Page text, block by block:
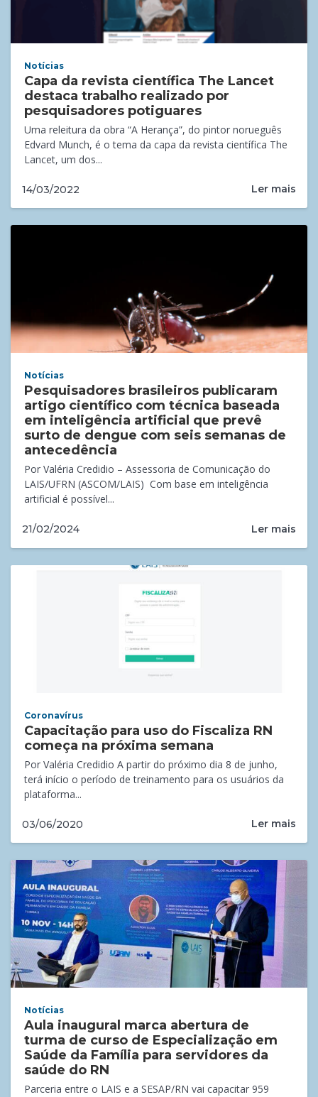
Notícias
Capa da revista científica The Lancet
destaca trabalho realizado por
pesquisadores potiguares
Uma releitura da obra “A Herança”, do pintor norueguês
Edvard Munch, é o tema da capa da revista científica The
Lancet, um dos...
14/03/2022 Ler mais
Notícias
Pesquisadores brasileiros publicaram
artigo científico com técnica baseada
em inteligência artificial que prevê
surto de dengue com seis semanas de
antecedência
Por Valéria Credidio – Assessoria de Comunicação do
LAIS/UFRN (ASCOM/LAIS) Com base em inteligência
artificial é possível...
21/02/2024 Ler mais
Coronavírus
Capacitação para uso do Fiscaliza RN
começa na próxima semana
Por Valéria Credidio A partir do próximo dia 8 de junho,
terá início o período de treinamento para os usuários da
plataforma...
03/06/2020 Ler mais
Notícias
Aula inaugural marca abertura de
turma de curso de Especialização em
Saúde da Família para servidores da
saúde do RN
Parceria entre o LAIS e a SESAP/RN vai capacitar 959